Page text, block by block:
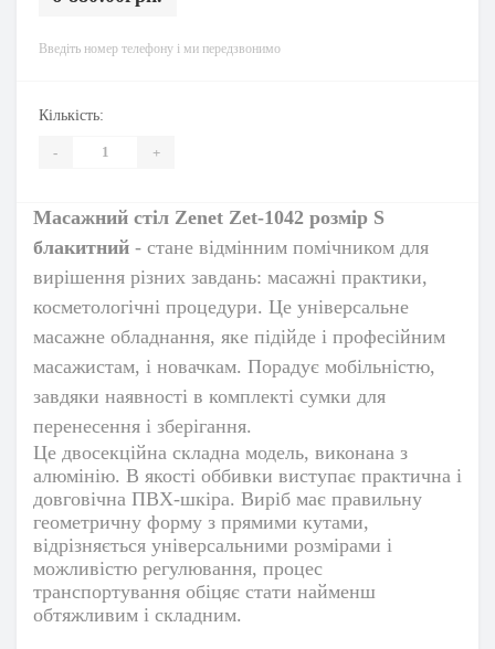
Введіть номер телефону і ми передзвонимо
Кількість:
- +
Масажний стіл Zenet Zet-1042 розмір S
блакитний - стане відмінним помічником для
вирішення різних завдань: масажні практики,
косметологічні процедури. Це універсальне
масажне обладнання, яке підійде і професійним
масажистам, і новачкам. Порадує мобільністю,
завдяки наявності в комплекті сумки для
перенесення і зберігання.
Це двосекційна складна модель, виконана з
алюмінію. В якості оббивки виступає практична і
довговічна ПВХ-шкіра. Виріб має правильну
геометричну форму з прямими кутами,
відрізняється універсальними розмірами і
можливістю регулювання, процес
транспортування обіцяє стати найменш
обтяжливим і складним.